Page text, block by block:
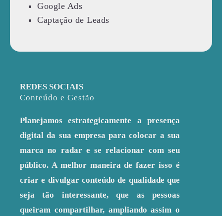
Google Ads
Captação de Leads
REDES SOCIAIS
Conteúdo e Gestão
Planejamos estrategicamente a presença
digital da sua empresa para colocar a sua
marca no radar e se relacionar com seu
público. A melhor maneira de fazer isso é
criar e divulgar conteúdo de qualidade que
seja tão interessante, que as pessoas
queiram compartilhar, ampliando assim o